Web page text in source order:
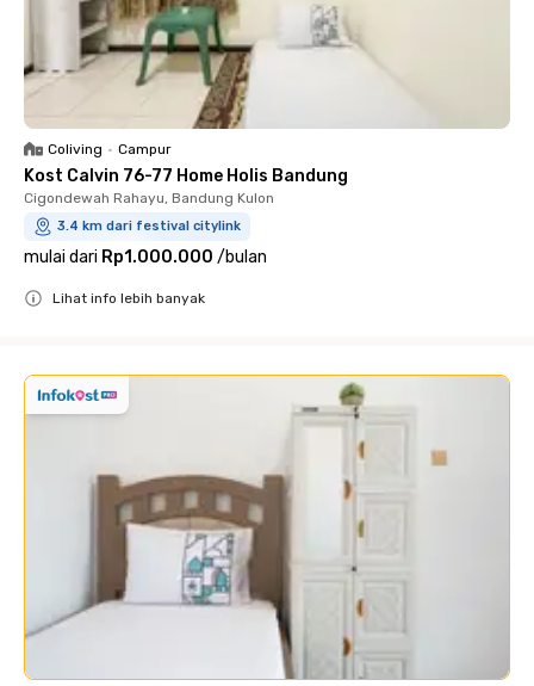
Coliving • Campur
Kost Calvin 76-77 Home Holis Bandung
Cigondewah Rahayu, Bandung Kulon
3.4 km dari festival citylink
mulai dari Rp1.000.000 /bulan
Lihat info lebih banyak